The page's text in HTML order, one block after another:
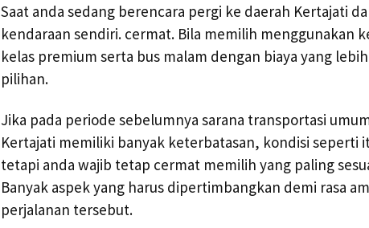
Saat anda sedang berencara pergi ke daerah Kertajati
kendaraan sendiri. cermat. Bila memilih menggunakan
kelas premium serta bus malam dengan biaya yang
pilihan.
Jika pada periode sebelumnya sarana transportasi
Kertajati memiliki banyak keterbatasan, kondisi seperti
tetapi anda wajib tetap cermat memilih yang paling
Banyak aspek yang harus dipertimbangkan demi rasa
perjalanan tersebut.